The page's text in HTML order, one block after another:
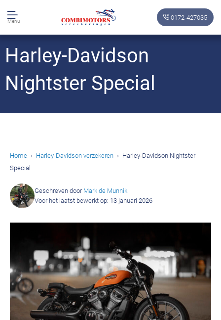
Menu 0172-427035
Harley-Davidson
Nightster Special
Home Harley-Davidson verzekeren
Harley-Davidson Nightster
Special
Geschreven door Mark de Munnik
Voor het laatst bewerkt op: 13 januari 2026